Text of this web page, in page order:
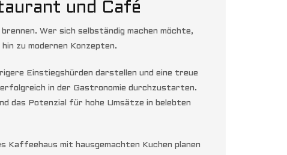
und Café
Wer sich selbständig machen möchte,
zu modernen Konzepten.
Einstiegshürden darstellen und eine treue
in der Gastronomie durchzustarten.
das Potenzial für hohe Umsätze in belebten
Kaffeehaus mit hausgemachten Kuchen planen